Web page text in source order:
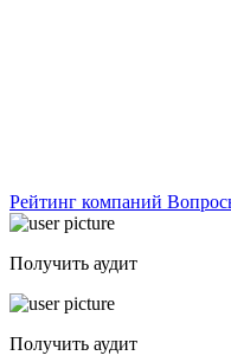
Рейтинг компаний
Получить аудит
Получить аудит